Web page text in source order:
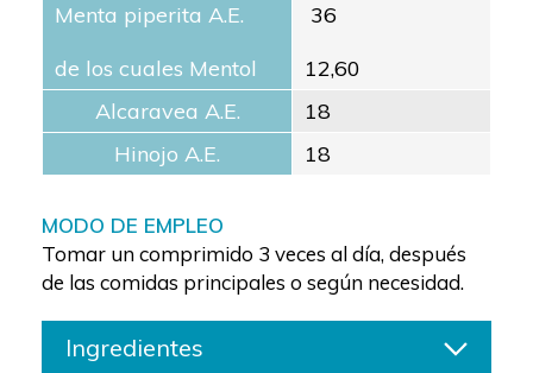
Menta piperita A.E.
de los cuales Mentol
36
12,60
Alcaravea A.E.
18
Hinojo A.E.
18
MODO DE EMPLEO
Tomar un comprimido 3 veces al día, después
de las comidas principales o según necesidad.
Ingredientes